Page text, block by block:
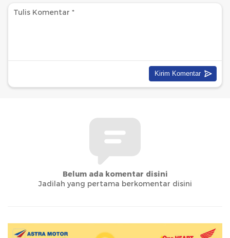
Belum ada komentar disini
Jadilah yang pertama berkomentar disini